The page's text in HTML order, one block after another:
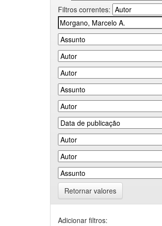
Filtros correntes:
Retornar valores
Adicionar filtros: